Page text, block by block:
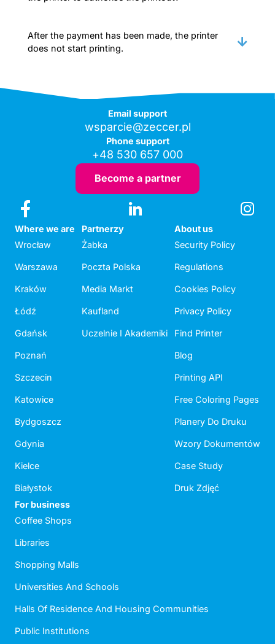
After the payment has been made, the printer
does not start printing.
Email support
wsparcie@zeccer.pl
Phone support
+48 530 657 000
Become a partner
Where we are
Wrocław
Warszawa
Kraków
Łódź
Gdańsk
Poznań
Szczecin
Katowice
Bydgoszcz
Gdynia
Kielce
Białystok
Partnerzy
Żabka
Poczta Polska
Media Markt
Kaufland
Uczelnie I Akademiki
About us
Security Policy
Regulations
Cookies Policy
Privacy Policy
Find Printer
Blog
Printing API
Free Coloring Pages
Planery Do Druku
Wzory Dokumentów
Case Study
Druk Zdjęć
For business
Coffee Shops
Libraries
Shopping Malls
Universities And Schools
Halls Of Residence And Housing Communities
Public Institutions